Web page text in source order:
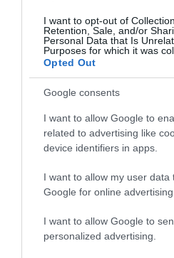
I want to opt-out of
Retention, Sale, and/or
Personal Data that Is
Purposes for which it was
Opted Out
Google consents
I want to allow Google to
related to advertising like
device identifiers in apps.
I want to allow my user data
Google for online
I want to allow Google to
personalized advertising.
πίεση για
ή γκριζάρισμα
κυριαρχίας.
Ο Σαμαράς
την πίεση
καθόλου τυχαία.
Πολιτικοί παρατηρητές